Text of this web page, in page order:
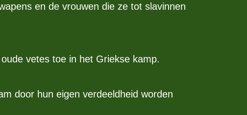
en de vrouwen die ze tot slavinnen
vetes toe in het Griekse kamp.
door hun eigen verdeeldheid worden